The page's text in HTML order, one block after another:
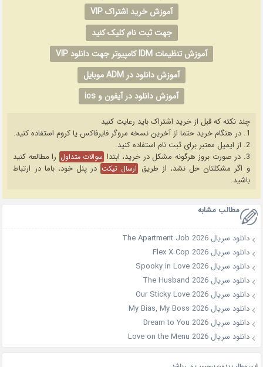
آموزش خرید اشتراک VIP
جهت ثبت نام کلیک کنید
آموزش تنظیمات IDM کامپیوتر جهت دانلود VIP
آموزش دانلود در ADM موبایل
آموزش دانلود در آیفون و ios
چند نکته که قبل از خرید اشتراک باید رعایت کنید
1. در هنگام خرید حتما از آخرین نسخه مروگر فایرفاکس یا کروم استفاده کنید.
2. از ایمیل معتبر برای ثبت نام استفاده کنید.
3. در صورت بروز هرگونه مشکل در خرید، ابتدا
سوالات متداول را مطالعه کنید
و اگر مشکلتان حل نشد، از طریق ارسال تیکت در پنل خود، باما در ارتباط
باشید.
مطالب مشابه
دانلود سریال The Apartment Job 2026
دانلود سریال Flex X Cop 2026
دانلود سریال Spooky in Love 2026
دانلود سریال The Husband 2026
دانلود سریال Our Sticky Love 2026
دانلود سریال My Bias, My Boss 2026
دانلود سریال Dream to You 2026
دانلود سریال Love on the Menu 2026